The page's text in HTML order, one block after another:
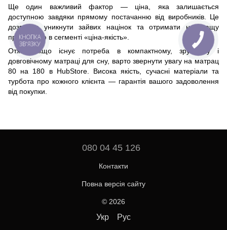
Ще один важливий фактор — ціна, яка залишається
доступною завдяки прямому постачанню від виробників. Це
дозволяє уникнути зайвих націнок та отримати найкращу
пропозицію в сегменті «ціна-якість».
Отже, якщо існує потреба в компактному, зручному і
довговічному матраці для сну, варто звернути увагу на матрац
80 на 180 в HubStore. Висока якість, сучасні матеріали та
турбота про кожного клієнта — гарантія вашого задоволення
від покупки.
080 04 45 126
Контакти
Повна версія сайту
© 2026
Укр Рус
КНОПКА
ЗВ'ЯЗКУ